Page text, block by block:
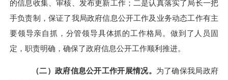
的信息收集、审核、发布更新工作；二是认真落实了局长一把
手负责制，保证了我局政府信息公开工作及业务动态工作有主
要领导亲自抓，分管领导具体抓的工作格局。做到了人员固
定，职责明确，确保了政府信息公开工作顺利推进。
（二）政府信息公开工作开展情况。 为了确保我局政府